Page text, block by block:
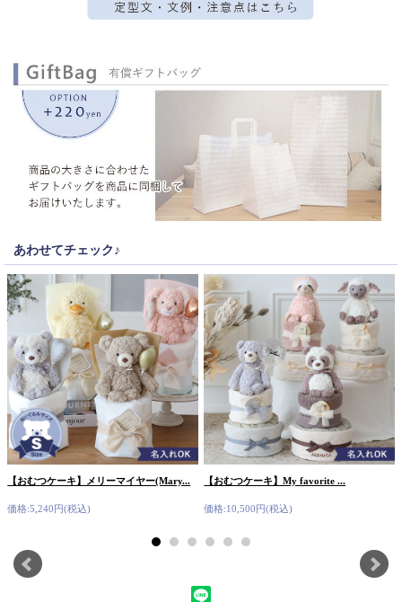
あわせてチェック♪
【おむつケーキ】メリーマイヤー(Mary...
価格:5,240円(税込)
【おむつケーキ】My favorite ...
価格:10,500円(税込)